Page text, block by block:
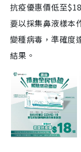
抗疫優惠價低至
要以採集鼻液樣
變種病毒，準確度
結果。